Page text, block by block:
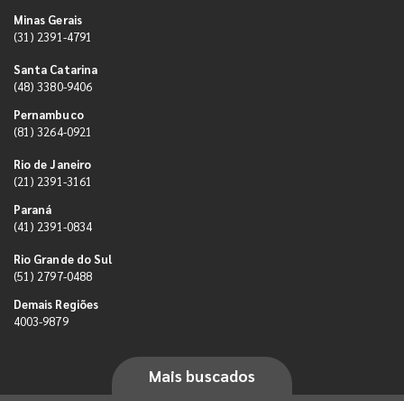
Minas Gerais
(31) 2391-4791
Santa Catarina
(48) 3380-9406
Pernambuco
(81) 3264-0921
Rio de Janeiro
(21) 2391-3161
Paraná
(41) 2391-0834
Rio Grande do Sul
(51) 2797-0488
Demais Regiões
4003-9879
Mais buscados